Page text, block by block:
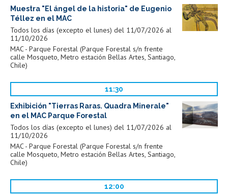
Muestra "El ángel de la historia" de Eugenio
Téllez en el MAC
Todos los días (excepto el lunes) del 11/07/2026 al
11/10/2026
MAC - Parque Forestal (Parque Forestal s/n frente
calle Mosqueto, Metro estación Bellas Artes, Santiago,
Chile)
11:30
Exhibición "Tierras Raras. Quadra Minerale"
en el MAC Parque Forestal
Todos los días (excepto el lunes) del 11/07/2026 al
11/10/2026
MAC - Parque Forestal (Parque Forestal s/n frente
calle Mosqueto, Metro estación Bellas Artes, Santiago,
Chile)
12:00